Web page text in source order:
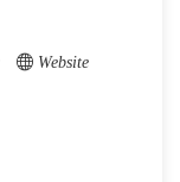
Website